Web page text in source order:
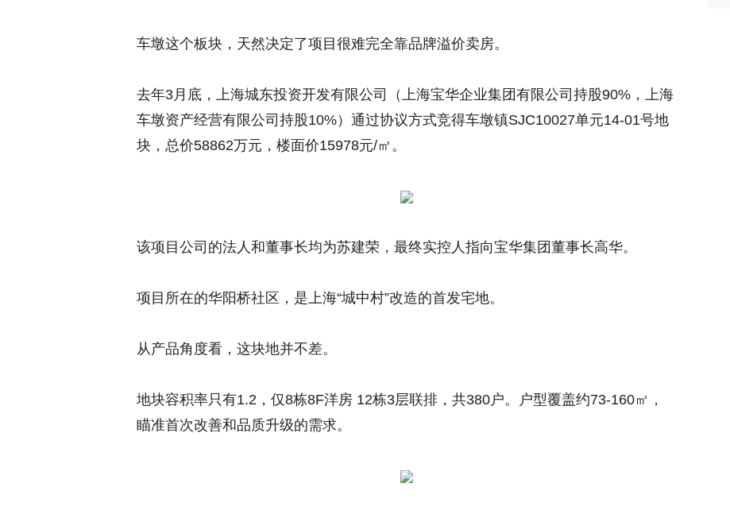
车墩这个板块，天然决定了项目很难完全靠品牌溢价卖房。
去年3月底，上海城东投资开发有限公司（上海宝华企业集团有限公司持股90%，上海
车墩资产经营有限公司持股10%）通过协议方式竞得车墩镇SJC10027单元14-01号地
块，总价58862万元，楼面价15978元/㎡。
该项目公司的法人和董事长均为苏建荣，最终实控人指向宝华集团董事长高华。
项目所在的华阳桥社区，是上海“城中村”改造的首发宅地。
从产品角度看，这块地并不差。
地块容积率只有1.2，仅8栋8F洋房 12栋3层联排，共380户。户型覆盖约73-160㎡，
瞄准首次改善和品质升级的需求。